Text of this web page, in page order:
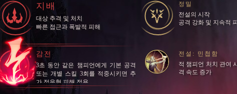
지배
대상 추격 및 처치
빠른 접근과 폭발적 피해
감전
3초 동안 같은 챔피언에게 기본 공격
또는 개별 스킬 3회를 적중시키면 추
가 적응형 피해 적용
정밀
전설의 시작
공격 강화 및 지속적
전설: 민첩함
적 챔피언 처치 관여
격 속도 증가